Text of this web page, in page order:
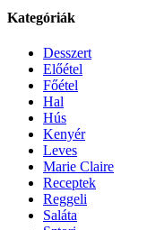
Kategóriák
Desszert
Előétel
Főétel
Hal
Hús
Kenyér
Leves
Marie Claire
Receptek
Reggeli
Saláta